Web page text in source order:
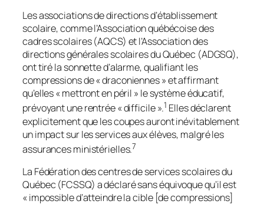
Les associations de directions d’établissement
scolaire, comme l’Association québécoise des
cadres scolaires (AQCS) et l’Association des
directions générales scolaires du Québec (ADGSQ),
ont tiré la sonnette d’alarme, qualifiant les
compressions de « draconiennes » et affirmant
qu’elles « mettront en péril » le système éducatif,
prévoyant une rentrée « difficile ».1 Elles déclarent
explicitement que les coupes auront inévitablement
un impact sur les services aux élèves, malgré les
assurances ministérielles.7
La Fédération des centres de services scolaires du
Québec (FCSSQ) a déclaré sans équivoque qu’il est
« impossible d’atteindre la cible [de compressions]